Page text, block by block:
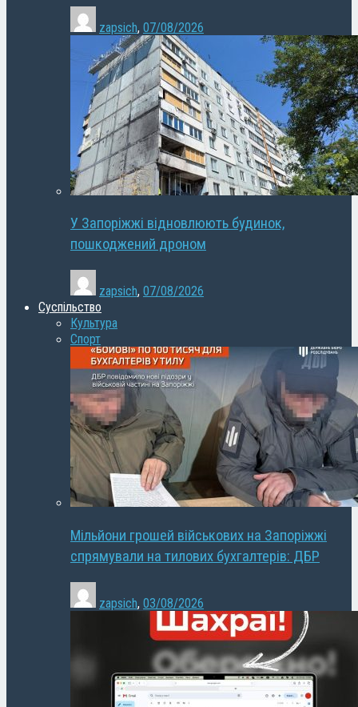
zapsich, 07/08/2026
У Запоріжжі відновлюють будинок,
пошкоджений дроном
zapsich, 07/08/2026
Суспільство
Культура
Спорт
Мільйони грошей військових на Запоріжжі
спрямували на тилових бухгалтерів: ДБР
zapsich, 03/08/2026